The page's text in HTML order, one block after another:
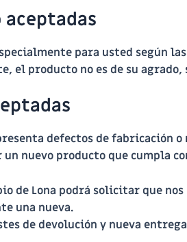
aceptadas
para usted según
el producto no es de su
defectos de fabricación
nuevo producto que cumpla
de Lona podrá solicitar que nos
una nueva.
de devolución y nueva